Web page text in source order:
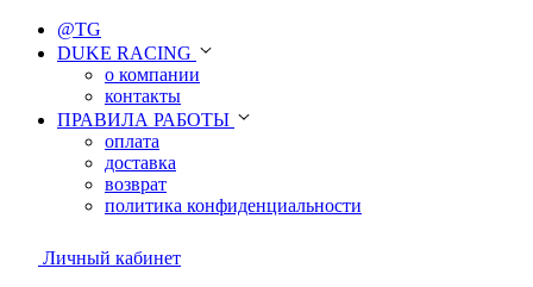
@TG
DUKE RACING
о компании
контакты
ПРАВИЛА РАБОТЫ
оплата
доставка
возврат
политика конфиденциальности
Личный кабинет